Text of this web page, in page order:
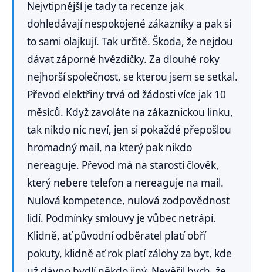
Nejvtipnější je tady ta recenze jak
dohledávají nespokojené zákazníky a pak si
to sami olajkují. Tak určitě. Škoda, že nejdou
dávat záporné hvězdičky. Za dlouhé roky
nejhorší společnost, se kterou jsem se setkal.
Převod elektřiny trvá od žádosti více jak 10
měsíců. Když zavoláte na zákaznickou linku,
tak nikdo nic neví, jen si pokaždé přepošlou
hromadný mail, na který pak nikdo
nereaguje. Převod má na starosti člověk,
který nebere telefon a nereaguje na mail.
Nulová kompetence, nulová zodpovědnost
lidí. Podmínky smlouvy je vůbec netrápí.
Klidně, ať původní odběratel platí obří
pokuty, klidně ať rok platí zálohy za byt, kde